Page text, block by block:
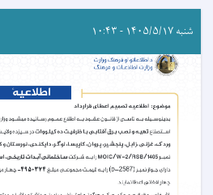
شنبه ۱۴۰۵/۵/۱۷ - ۱۰:۴۳